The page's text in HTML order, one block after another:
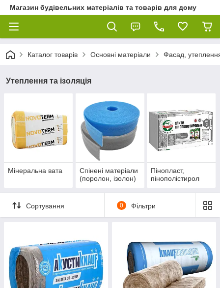
Магазин будівельних матеріалів та товарів для дому
Каталог товарів Основні матеріали Фасад, утеплення
Утеплення та ізоляція
Мінеральна вата
Спінені матеріали
(поролон, ізолон)
Пінопласт,
пінополістирол
Сортування 0 Фільтри